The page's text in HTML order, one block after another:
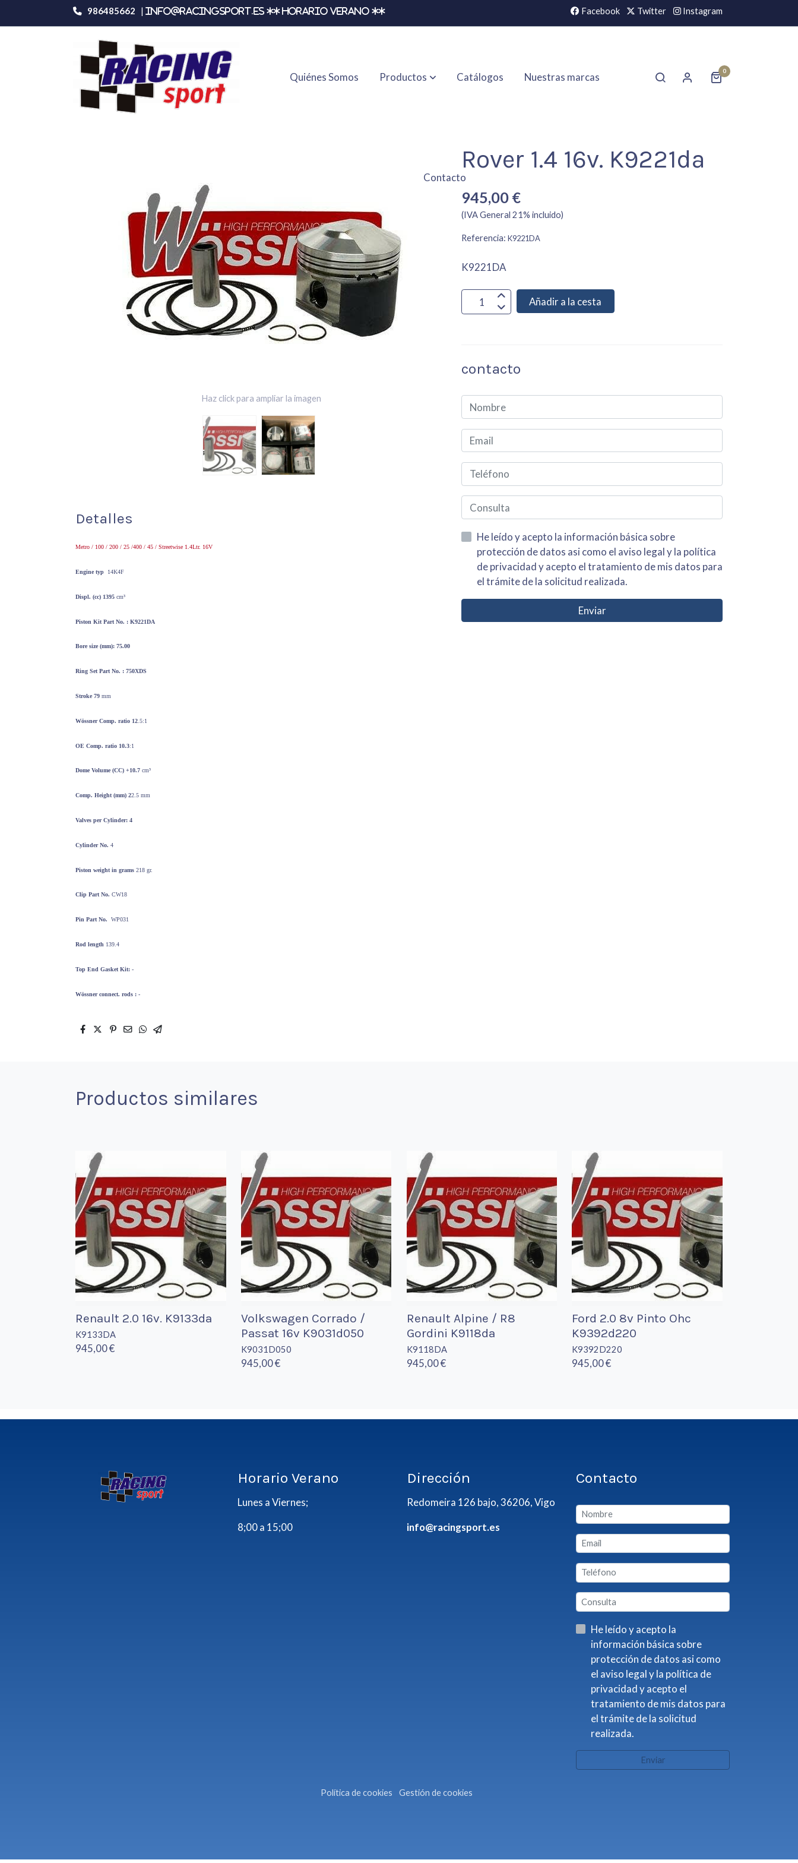
986485662 | info@racingsport.es ** HORARIO VERANO ** Facebook Twitter Instagram
Quiénes Somos Productos Catálogos Nuestras marcas
Contacto
0
Productos Rover 1.4 16v. K9221da
Haz click para ampliar la imagen
Detalles
Metro / 100 / 200 / 25 /400 / 45 / Streetwise 1.4Ltr. 16V
Engine typ 14K4F
Displ. (cc) 1395 cm³
Piston KitPart No. : K9221DA
Boresize(mm): 75.00
Ring SetPart No. : 750XDS
Stroke 79 mm
WössnerComp. ratio 12 .5:1
OE Comp. ratio 10.3:1
Dome Volume(CC) +10.7 cm³
Comp. Height(mm) 22.5 mm
Valves perCylinder: 4
Cylinder No.4
Piston weightin grams218 gr.
Clip Part No. CW18
Pin Part No. WP031
Rod length 139.4
Top EndGasket Kit: -
Wössnerconnect. rods : -
Rover 1.4 16v. K9221da
945,00 €
(IVA General 21% incluido)
Referencia:K9221DA
K9221DA
Añadir a la cesta
contacto
He leído y acepto la información básica sobre
protección de datos asi como el aviso legal y la política
de privacidad y acepto el tratamiento de mis datos para
el trámite de la solicitud realizada.
Enviar
Productos similares
Renault 2.0 16v. K9133da
K9133DA
945,00 €
Volkswagen Corrado /
Passat 16v K9031d050
K9031D050
945,00 €
Renault Alpine / R8
Gordini K9118da
K9118DA
945,00 €
Ford 2.0 8v Pinto Ohc
K9392d220
K9392D220
945,00 €
Horario Verano
Lunes a Viernes;
8;00 a 15;00
Dirección
Redomeira 126 bajo, 36206, Vigo
info@racingsport.es
Contacto
He leído y acepto la
información básica sobre
protección de datos asi como
el aviso legal y la política de
privacidad y acepto el
tratamiento de mis datos para
el trámite de la solicitud
realizada.
Enviar
Política de cookies Gestión de cookies